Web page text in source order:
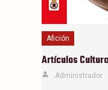
Afición
Artículos
Administrador